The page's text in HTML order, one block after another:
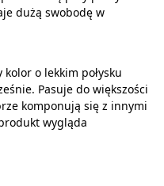
dużą swobodę w
kolor o lekkim połysku
Pasuje do większości
komponują się z innymi
wygląda